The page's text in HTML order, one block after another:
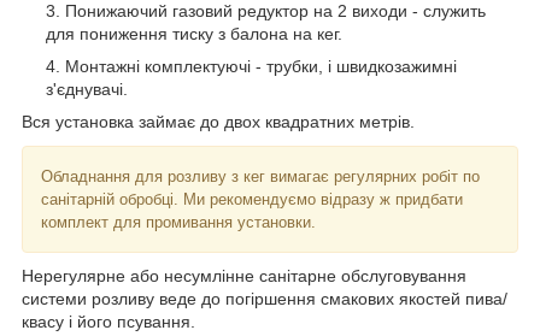
Понижаючий газовий редуктор на 2 виходи - служить
для пониження тиску з балона на кег.
Монтажні комплектуючі - трубки, і швидкозажимні
з'єднувачі.
Вся установка займає до двох квадратних метрів.
Обладнання для розливу з кег вимагає регулярних робіт по
санітарній обробці. Ми рекомендуємо відразу ж придбати
комплект для промивання установки.
Нерегулярне або несумлінне санітарне обслуговування
системи розливу веде до погіршення смакових якостей пива/
квасу і його псування.